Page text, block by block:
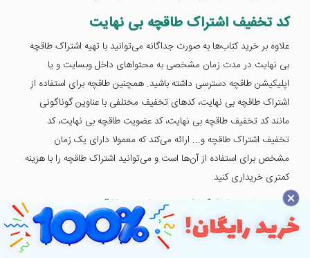
کد تخفیف اشتراک طاقچه بی نهایت
علاوه بر خرید کتاب‌ها به صورت جداگانه می‌توانید با تهیه اشتراک طاقچه
بی نهایت در مدت زمان مشخصی به محتواهای داخل وبسایت و یا
اپلیکیشن طاقچه دسترسی داشته باشید. همچنین طاقچه برای استفاده از
اشتراک طاقچه بی نهایت، کدهای تخفیف مختلفی با عناوین گوناگونی
مانند کد تخفیف طاقچه بی نهایت، کد عضویت طاقچه بی نهایت، کد
تخفیف اشتراک طاقچه و... ارائه می‌کند که معمولا دارای یک زمان
مشخص برای استفاده از آن‌ها است و می‌توانید اشتراک طاقچه را با هزینه
کمتری خریداری کنید.
کد تخفیف اپلیکیشن و سایت طاقچه
گاهی مواقع طاقچه کد تخفیف مخصوص استفاده از اپلیکیشن یا سایت
ارائه می‌کند که فقط برای آن دستگاه مخصوص است. برای مثال، کد هدیه
×